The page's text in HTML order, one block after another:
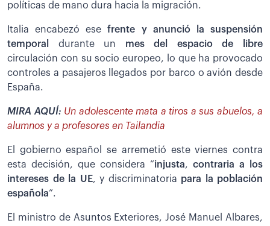
políticas de mano dura hacia la migración.
Italia encabezó esefrente y anunció la suspensión
temporal
durante un mes del espacio de libre
circulación con su socio europeo, lo que ha provocado
controles a pasajeros llegados por barco o avión desde
España.
MIRA AQUÍ: Un adolescente mata a tiros a sus abuelos, a
alumnos y a profesores en Tailandia
El gobierno español se arremetió este viernes contra
esta decisión, que considera “injusta, contraria a los
intereses de la UE, y discriminatoria para la población
española”.
El ministro de Asuntos Exteriores, José Manuel Albares,